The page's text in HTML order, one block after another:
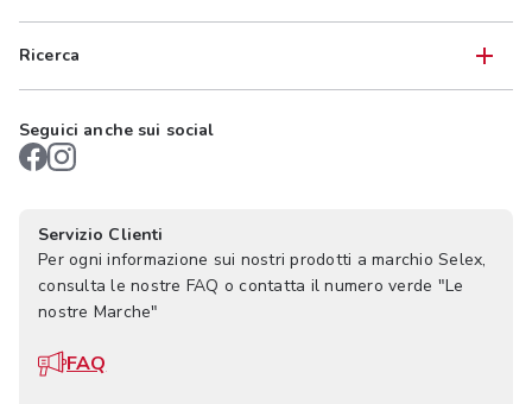
Ricerca
Seguici anche sui social
Servizio Clienti
Per ogni informazione sui nostri prodotti a marchio Selex,
consulta le nostre FAQ o contatta il numero verde "Le
nostre Marche"
FAQ